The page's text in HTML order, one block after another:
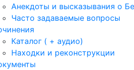
Анекдоты и высказывания о
Часто задаваемые вопросы
Каталог ( + аудио)
Находки и реконструкции